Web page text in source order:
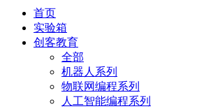
首页
实验箱
创客教育
全部
机器人系列
物联网编程系列
人工智能编程系列